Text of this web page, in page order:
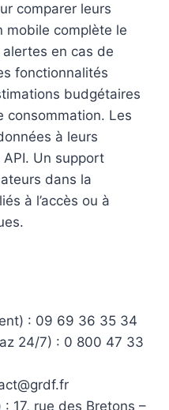
comparer leurs
mobile complète le
en cas de
fonctionnalités
budgétaires
consommation. Les
à leurs
Un support
dans la
à l’accès ou à
: 09 69 36 35 34
24/7) : 0 800 47 33
17, rue des Bretons –